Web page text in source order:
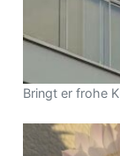
Bringt er frohe